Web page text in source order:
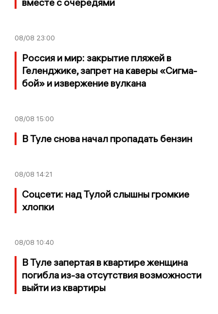
08/08 23:00
Россия и мир: закрытие пляжей в
Геленджике, запрет на каверы «Сигма-
бой» и извержение вулкана
08/08 15:00
В Туле снова начал пропадать бензин
08/08 14:21
Соцсети: над Тулой слышны громкие
хлопки
08/08 10:40
В Туле запертая в квартире женщина
погибла из-за отсутствия возможности
выйти из квартиры